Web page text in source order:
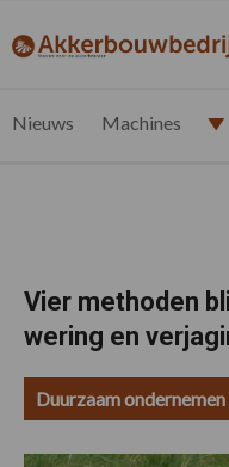
de
de
de
de
akkerbouwbedrijf.nl
Nieuws Machines
Vier methoden
wering en
Duurzaam ondernemen